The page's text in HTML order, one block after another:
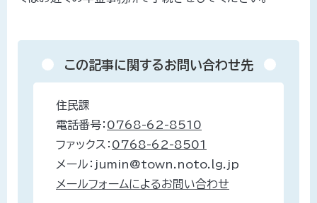
この記事に関するお問い合わせ先
住民課
電話番号： 0768-62-8510
ファックス： 0768-62-8501
メール：jumin@town.noto.lg.jp
メールフォームによるお問い合わせ